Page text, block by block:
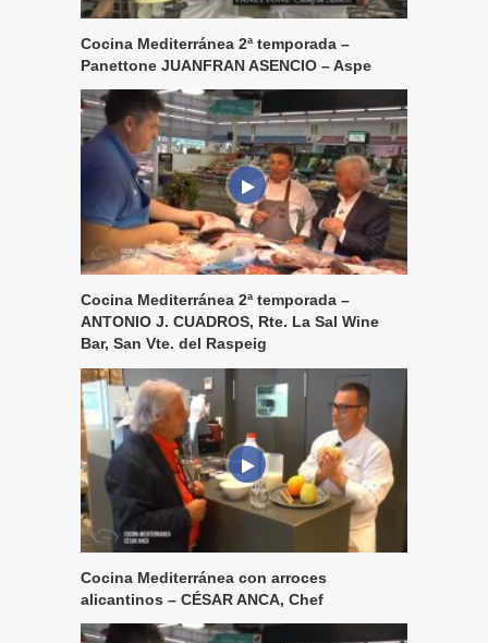
Cocina Mediterránea 2ª temporada –
Panettone JUANFRAN ASENCIO – Aspe
Cocina Mediterránea 2ª temporada –
ANTONIO J. CUADROS, Rte. La Sal Wine
Bar, San Vte. del Raspeig
Cocina Mediterránea con arroces
alicantinos – CÉSAR ANCA, Chef